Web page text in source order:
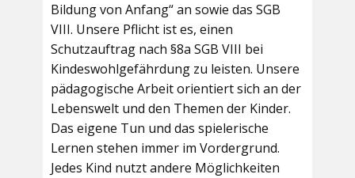
Bildung von Anfang“ an sowie das SGB
VIII. Unsere Pflicht ist es, einen
Schutzauftrag nach §8a SGB VIII bei
Kindeswohlgefährdung zu leisten. Unsere
pädagogische Arbeit orientiert sich an der
Lebenswelt und den Themen der Kinder.
Das eigene Tun und das spielerische
Lernen stehen immer im Vordergrund.
Jedes Kind nutzt andere Möglichkeiten